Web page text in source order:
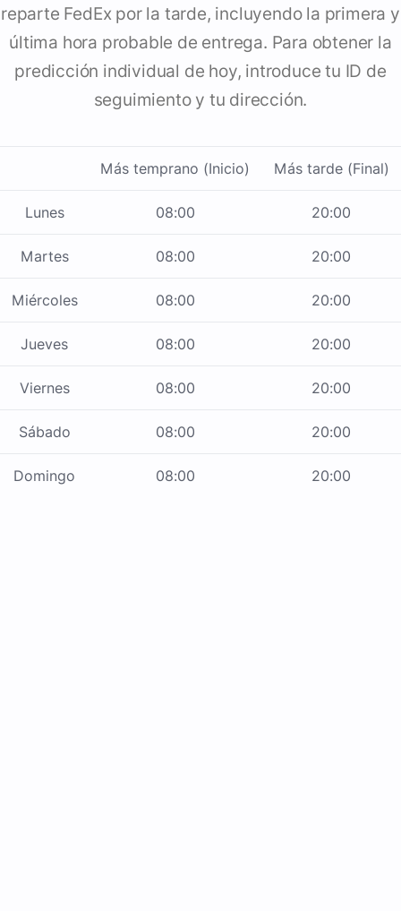
reparte FedEx por la tarde, incluyendo la primera y
última hora probable de entrega. Para obtener la
predicción individual de hoy, introduce tu ID de
seguimiento y tu dirección.
Más temprano (Inicio) Más tarde (Final)
Lunes 08:00 20:00
Martes 08:00 20:00
Miércoles 08:00 20:00
Jueves 08:00 20:00
Viernes 08:00 20:00
Sábado 08:00 20:00
Domingo 08:00 20:00